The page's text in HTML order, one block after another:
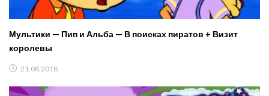
Мультики — Пип и Альба — В поисках пиратов + Визит
королевы
21.08.2018